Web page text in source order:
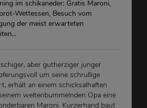
im schikaneder: Gratis Maroni,
Wettessen, Besuch vom
der meist erwarteten
aber gutherziger junger
um seine schrullige
erhält an einem schicksalhaften
weltenbummelnden Opa eine
Maroni. Kurzerhand baut